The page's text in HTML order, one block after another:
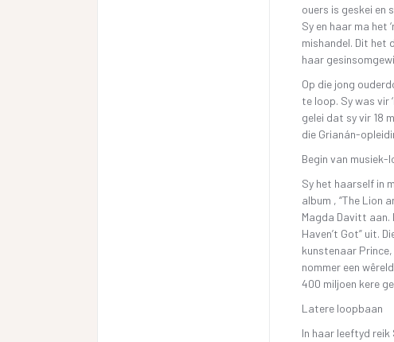
ouers is geskei en
Sy en haar ma het
mishandel. Dit het
haar
Op die jong
te loop. Sy was
gelei dat sy vir 18
die Grianán-
Begin van musiek-
Sy het haarself in
album , “The Lion
Magda Davitt aan.
Haven’t Got” uit.
kunstenaar
nommer een
400 miljoen kere
Latere loopbaan
In haar leeftyd reik